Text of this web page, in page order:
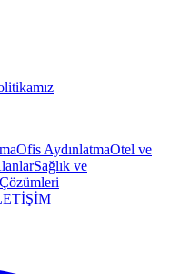
Ofis AydınlatmaOtel ve
Sağlık ve